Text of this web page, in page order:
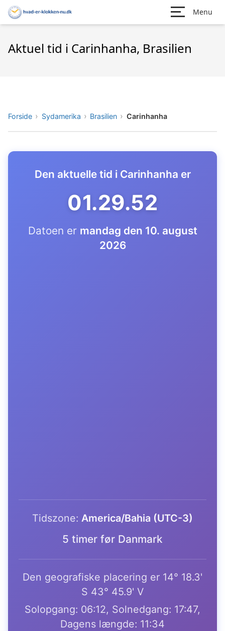
Menu
Aktuel tid i Carinhanha, Brasilien
Forside Sydamerika Brasilien Carinhanha
Den aktuelle tid i Carinhanha er
01.29.53
Datoen er mandag den 10. august
2026
Tidszone: America/Bahia (UTC-3)
5 timer før Danmark
Den geografiske placering er 14° 18.3'
S 43° 45.9' V
Solopgang: 06:12, Solnedgang: 17:47,
Dagens længde: 11:34